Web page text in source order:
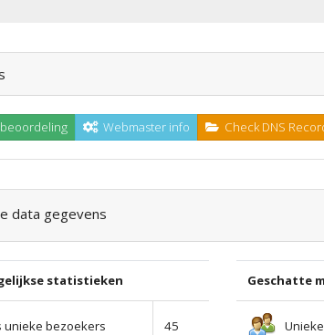
Webmaster info Check DNS
data gegevens
statistieken
unieke bezoekers 45
Geschatte